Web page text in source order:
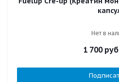
Нет в
1 700